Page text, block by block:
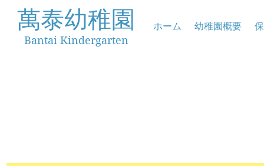
萬泰幼稚園
Bantai Kindergarten
ホーム 幼稚園概要